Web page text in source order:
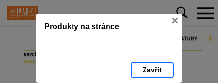
Produkty na stránce ×
Zavřít